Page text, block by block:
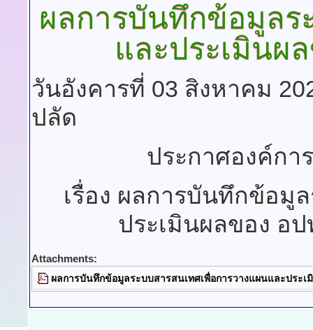
ผลการบันทึกข้อมูลร
และประเมินผ
วันอังคารที่ 03 สิงหาคม
ปลัด
ประกาศองค์กา
เรื่อง ผลการบันทึกข้อมู
ประเมินผลของ อป
Attachments:
ผลการบันทึกข้อมูลระบบสารสนเทศเพื่อการวางแผนและประ